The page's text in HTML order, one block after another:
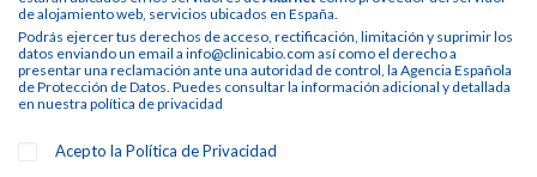
de alojamiento web, servicios ubicados en España.
Podrás ejercer tus derechos de acceso, rectificación, limitación y suprimir los
datos enviando un email a info@clinicabio.com así como el derecho a
presentar una reclamación ante una autoridad de control, la Agencia Española
de Protección de Datos. Puedes consultar la información adicional y detallada
en nuestra política de privacidad
Acepto laPolítica de Privacidad